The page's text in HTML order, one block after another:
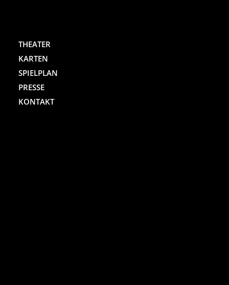
THEATER
KARTEN
SPIELPLAN
PRESSE
KONTAKT